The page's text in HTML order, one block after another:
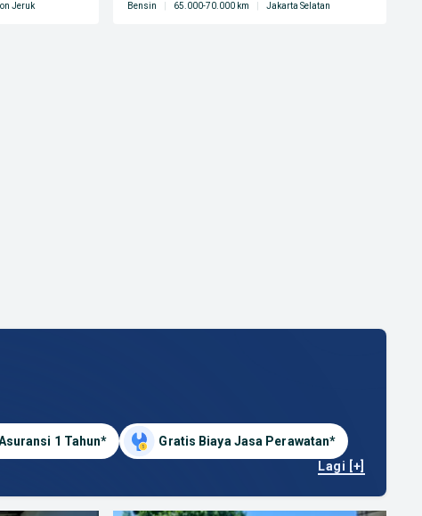
Jeruk Bensin 65.000-70.000 km Jakarta Selatan
1 Tahun*
Gratis Biaya Jasa Perawatan*
Lagi [+]